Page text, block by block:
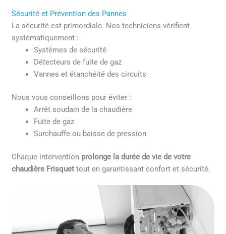
Sécurité et Prévention des Pannes
La sécurité est primordiale. Nos techniciens vérifient
systématiquement :
Systèmes de sécurité
Détecteurs de fuite de gaz
Vannes et étanchéité des circuits
Nous vous conseillons pour éviter :
Arrêt soudain de la chaudière
Fuite de gaz
Surchauffe ou baisse de pression
Chaque intervention prolonge la durée de vie de votre
chaudière Frisquet tout en garantissant confort et sécurité.